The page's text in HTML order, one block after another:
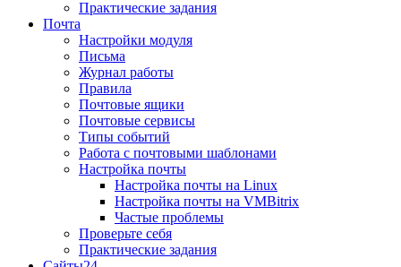
Практические задания
Почта
Настройки модуля
Письма
Журнал работы
Правила
Почтовые ящики
Почтовые сервисы
Типы событий
Работа с почтовыми шаблонами
Настройка почты
Настройка почты на Linux
Настройка почты на VMBitrix
Частые проблемы
Проверьте себя
Практические задания